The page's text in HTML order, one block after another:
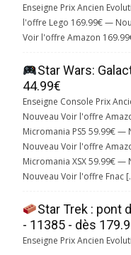
Enseigne Prix Ancien
l'offre Lego 169.99€ —
Voir l'offre Amazon
Star Wars:
44.99€
Enseigne Console Prix
Nouveau Voir l'offre
Micromania PS5 59.99€ —
Nouveau Voir l'offre
Micromania XSX 59.99€ —
Nouveau Voir l'offre Fnac
Star Trek : pont
- 11385 - dès
Enseigne Prix Ancien